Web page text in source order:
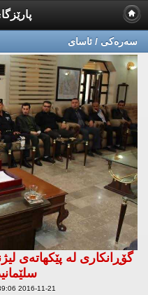
سه‌ره‌كی / ئاسای
گۆڕانكاری له‌ پێكهاته‌ی
2016-11-21 13:39:06 پارێزگای سلێمانی